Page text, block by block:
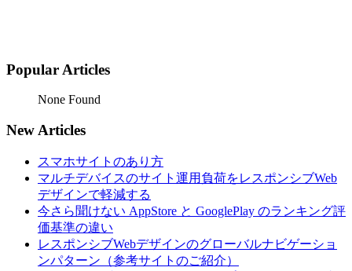
Popular Articles
None Found
New Articles
スマホサイトのあり方
マルチデバイスのサイト運用負荷をレスポンシブWeb
デザインで軽減する
今さら聞けない AppStore と GooglePlay のランキング評
価基準の違い
レスポンシブWebデザインのグローバルナビゲーショ
ンパターン（参考サイトのご紹介）